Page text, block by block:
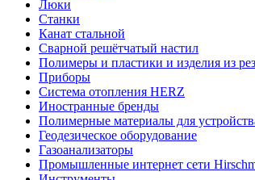
Люки
Станки
Канат стальной
Сварной решётчатый настил
Полимеры и пластики и изделия из
Приборы
Система отопления HERZ
Иностранные бренды
Полимерные материалы для
Геодезическое оборудование
Газоанализаторы
Промышленные интернет сети